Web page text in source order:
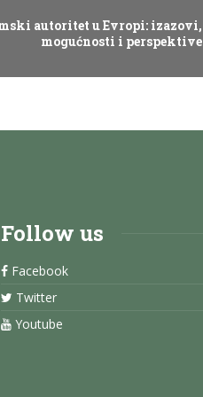
autoritet u Evropi: izazovi,
mogućnosti i perspektive
Follow us
Facebook
Twitter
Youtube